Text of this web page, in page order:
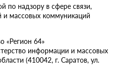
по надзору в сфере связи,
массовых коммуникаций
«Регион 64»
информации и массовых
(410042, г. Саратов, ул.